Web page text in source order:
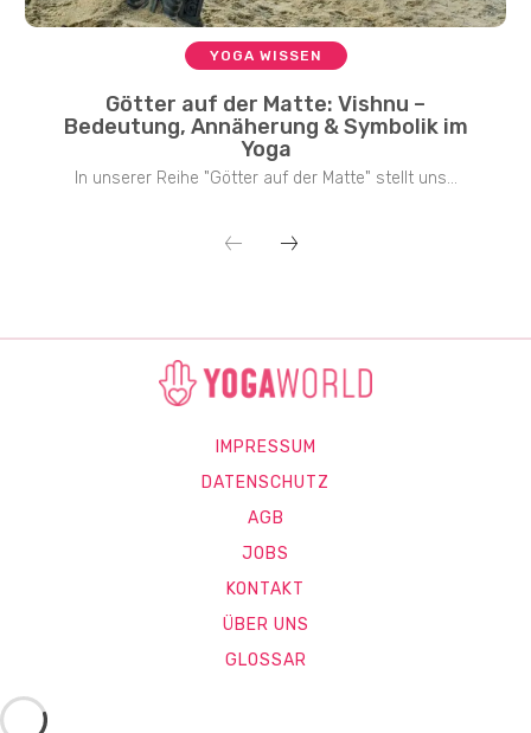
YOGA WISSEN
Götter auf der Matte: Vishnu –
Bedeutung, Annäherung & Symbolik im
Yoga
In unserer Reihe "Götter auf der Matte" stellt uns...
IMPRESSUM
DATENSCHUTZ
AGB
JOBS
KONTAKT
ÜBER UNS
GLOSSAR